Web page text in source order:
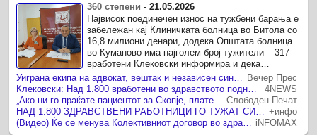
360 степени -21.05.2026
Највисок поединечен износ на тужбени барања е
забележан кај Клиничката болница во Битола со
16,8 милиони денари, додека Општата болница
во Куманово има најголем број тужители – 317
вработени Клековски информира и дека
Министерството за здравство ...
Вечер Прес
4NEWS
Слободен Печат
+инфо
iNFOMAX